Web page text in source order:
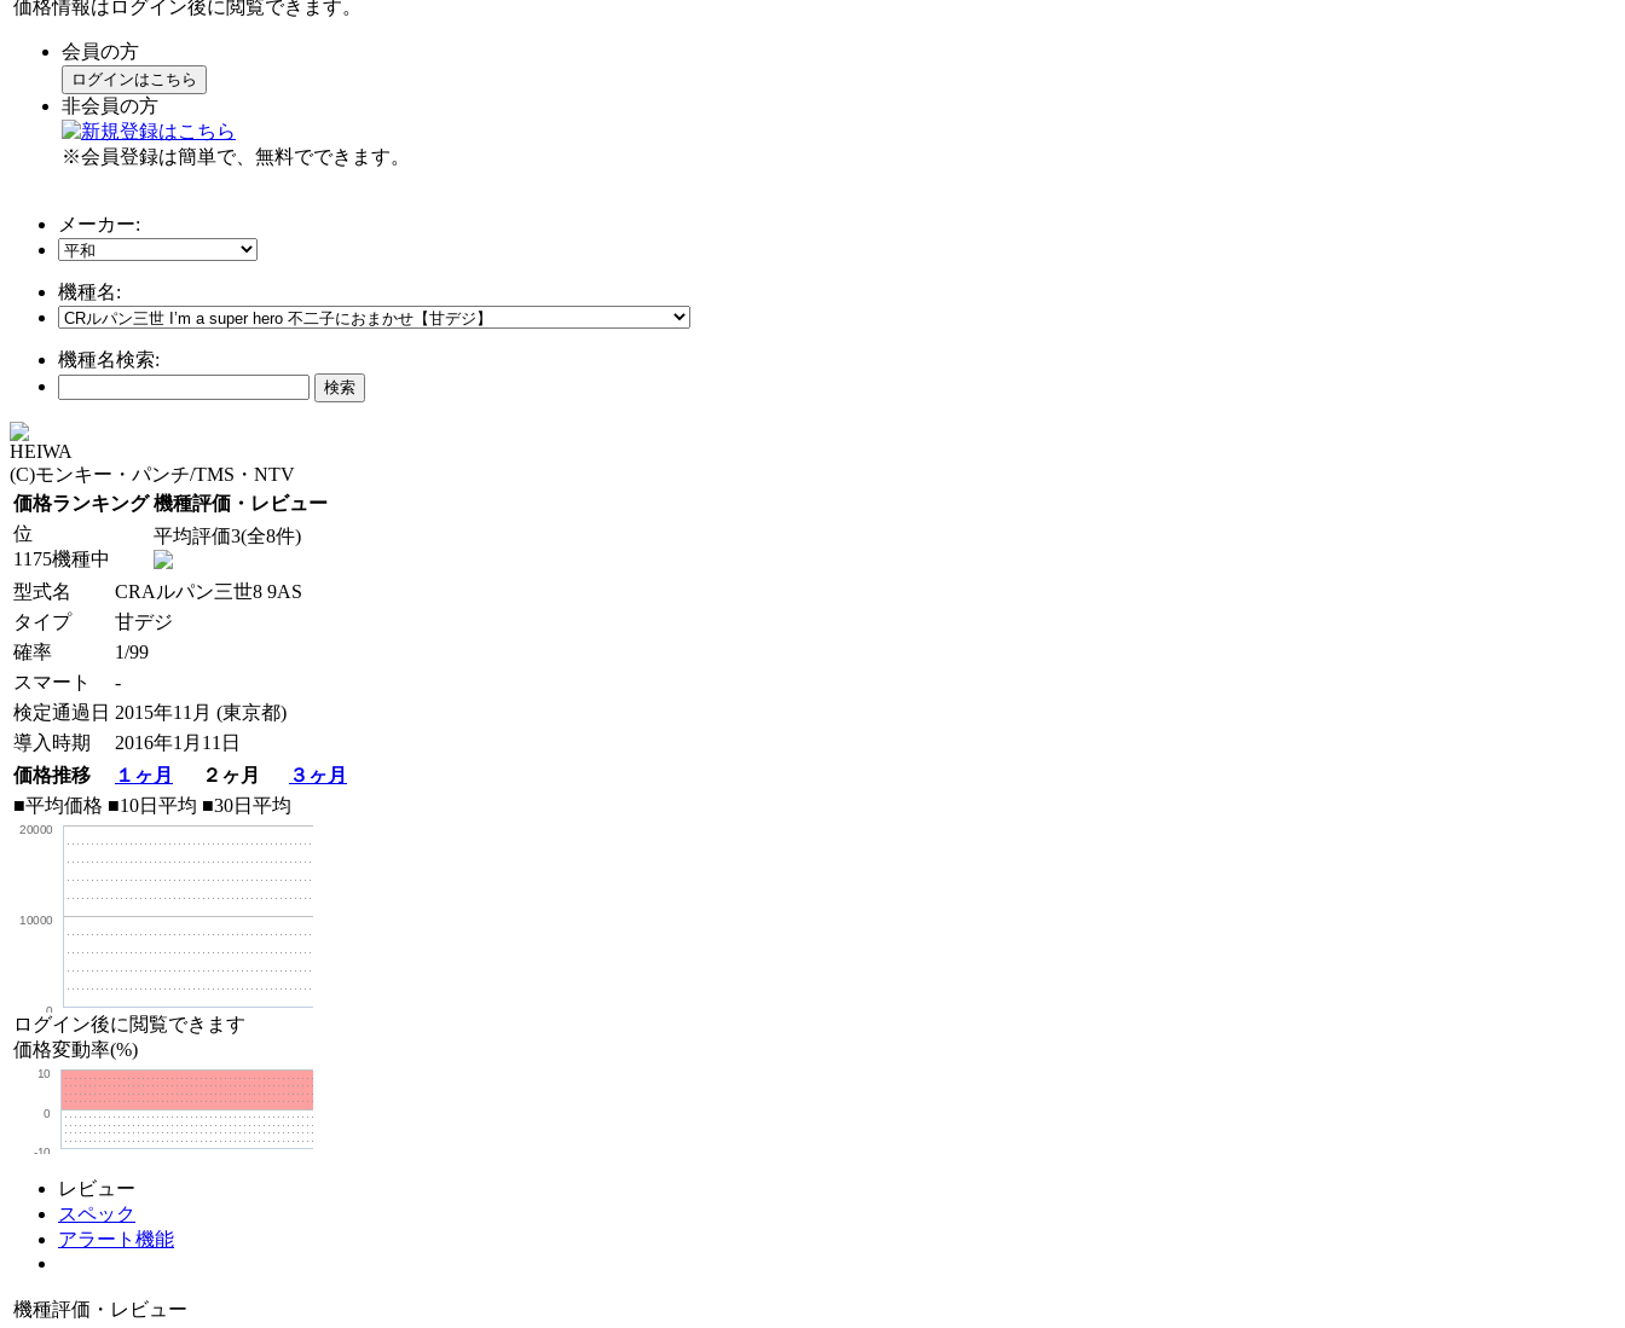
価格情報はログイン後に閲覧できます。
会員の方
ログインはこちら
非会員の方
※会員登録は簡単で、無料でできます。
メーカー:
機種名:
機種名検索:
HEIWA
(C)モンキー・パンチ/TMS・NTV
価格ランキング 機種評価・レビュー
位
1175機種中
平均評価3(全8件)
型式名
CRAルパン三世8 9AS
タイプ
甘デジ
確率
1/99
スマート
-
検定通過日 2015年11月 (東京都)
導入時期
2016年1月11日
価格推移
１ヶ月 ２ヶ月
３ヶ月
■平均価格 ■10日平均 ■30日平均
0
10000
20000
ログイン後に閲覧できます
価格変動率(%)
-10
0
10
レビュー
スペック
アラート機能
機種評価・レビュー